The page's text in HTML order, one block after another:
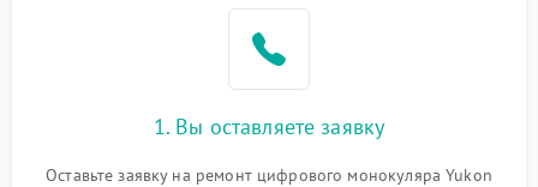
1. Вы оставляете заявку
Оставьте заявку на ремонт цифрового монокуляра Yukon